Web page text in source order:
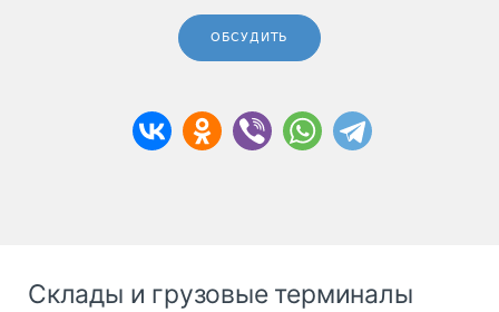
ОБСУДИТЬ
Склады и грузовые терминалы